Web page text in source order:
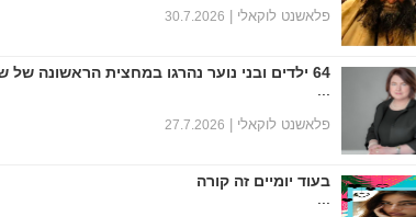
פלאשנט לוקאלי | 30.7.2026
64 ילדים ובני נוער נהרגו במחצית הראשונה של שנת 2026
פלאשנט לוקאלי | 27.7.2026
בעוד יומיים זה קורה